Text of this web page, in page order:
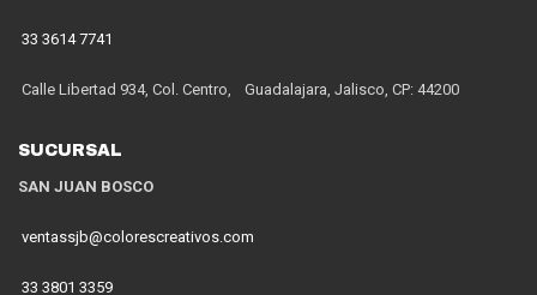
33 3614 7741
Calle Libertad 934, Col. Centro, Guadalajara, Jalisco, CP: 44200
SUCURSAL
SAN JUAN BOSCO
ventassjb@colorescreativos.com
33 3801 3359